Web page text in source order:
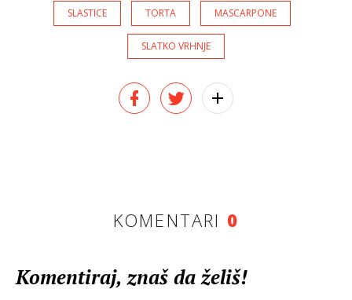
SLASTICE TORTA MASCARPONE
SLATKO VRHNJE
KOMENTARI 0
Komentiraj, znaš da želiš!